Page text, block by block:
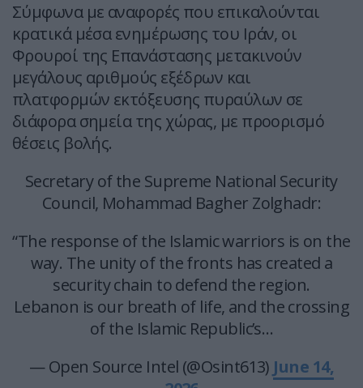
Σύμφωνα με αναφορές που επικαλούνται
κρατικά μέσα ενημέρωσης του Ιράν, οι
Φρουροί της Επανάστασης μετακινούν
μεγάλους αριθμούς εξέδρων και
πλατφορμών εκτόξευσης πυραύλων σε
διάφορα σημεία της χώρας, με προορισμό
θέσεις βολής.
Secretary of the Supreme National Security
Council, Mohammad Bagher Zolghadr:
“The response of the Islamic warriors is on the
way. The unity of the fronts has created a
security chain to defend the region.
Lebanon is our breath of life, and the crossing
of the Islamic Republic’s…
— Open Source Intel (@Osint613) June 14,